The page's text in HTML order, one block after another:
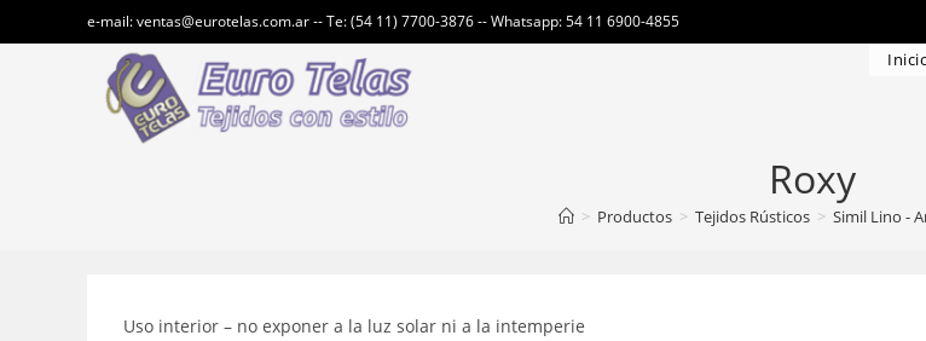
al
e-mail: ventas@eurotelas.com.ar -- Te: (54 11) 7700-3876 -- Whatsapp: 54 11 6900-4855
Roxy
> Productos > Tejidos Rústicos > Simil Lino -
Uso interior – no exponer a la luz solar ni a la intemperie